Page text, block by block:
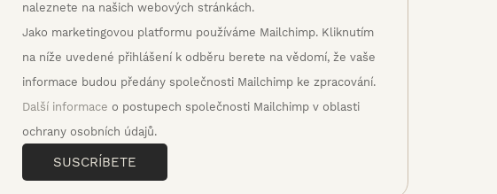
naleznete na našich webových stránkách.
Jako marketingovou platformu používáme Mailchimp. Kliknutím
na níže uvedené přihlášení k odběru berete na vědomí, že vaše
informace budou předány společnosti Mailchimp ke zpracování.
Další informace o postupech společnosti Mailchimp v oblasti
ochrany osobních údajů.